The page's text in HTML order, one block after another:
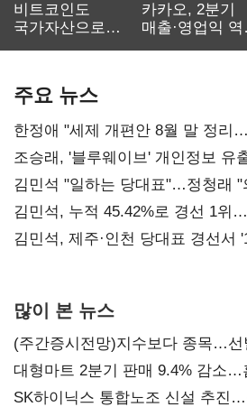
비트코인도
국가자산으로…'
카카오, 2분기
매출·영업익 역
주요 뉴스
한정애 "세제 개편안 8월 말 정리
조승래, '블루웨이브' 개인정보 유
통감"
김민석 "일하는 당대표"…정청래 "
김민석, 누적 45.42%로 경선 1위
0.86%p(2보)
김민석, 제주·인천 당대표 경선서
많이 본 뉴스
(주간증시전망)지수보다 종목…선
대형마트 2분기 판매 9.4% 감소…
SK하이닉스 통합노조 신설 추진